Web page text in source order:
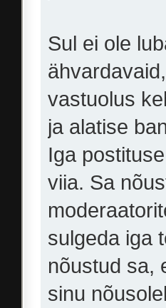
Sul ei ole
vastuolus
ja alatise
Iga
viia. Sa
sulgeda iga
nõustud sa,
sinu